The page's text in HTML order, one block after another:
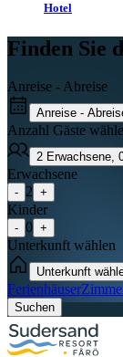
Hotel
Finden Sie
Anreise - Abreise
Anreise -
Anzahl Gäste
2 Erwachsene,
Erwachsene
- 2 +
Kinder
- 0 +
Unterkunft wählen
Unterkunft
Ferienhäuser
Suchen